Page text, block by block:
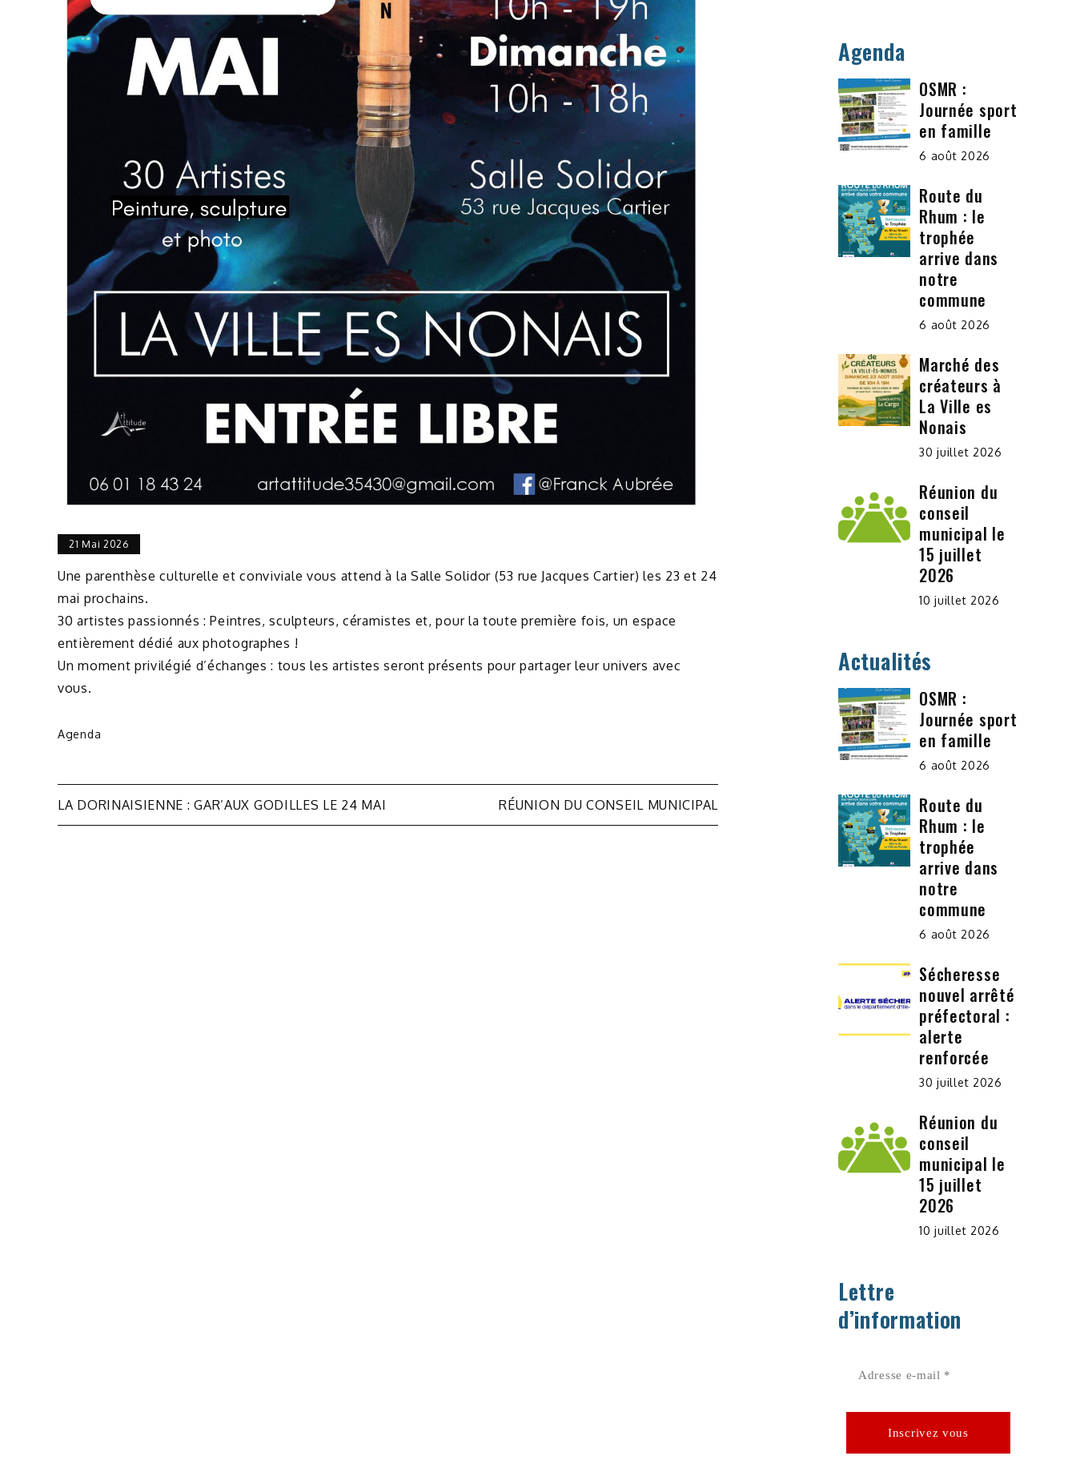
21 Mai 2026
Une parenthèse culturelle et conviviale vous attend à la Salle Solidor (53 rue Jacques Cartier) les 23 et 24
mai prochains.
30 artistes passionnés : Peintres, sculpteurs, céramistes et, pour la toute première fois, un espace
entièrement dédié aux photographes !
Un moment privilégié d’échanges : tous les artistes seront présents pour partager leur univers avec
vous.
Agenda
Navigation
de
LA DORINAISIENNE : GAR’AUX GODILLES LE 24 MAI RÉUNION DU CONSEIL MUNICIPAL
Agenda
OSMR :
Journée sport
en famille
6 août 2026
Route du
Rhum : le
trophée
arrive dans
notre
commune
6 août 2026
Marché des
créateurs à
La Ville es
Nonais
30 juillet 2026
Réunion du
conseil
municipal le
15 juillet
2026
10 juillet 2026
Actualités
OSMR :
Journée sport
en famille
6 août 2026
Route du
Rhum : le
trophée
arrive dans
notre
commune
6 août 2026
Sécheresse
nouvel arrêté
préfectoral :
alerte
renforcée
30 juillet 2026
Réunion du
conseil
municipal le
15 juillet
2026
10 juillet 2026
Lettre
d’information